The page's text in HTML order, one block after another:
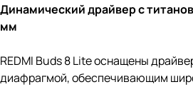
Динамический драйвер с
мм
REDMI Buds 8 Lite оснащены
диафрагмой, обеспечивающим